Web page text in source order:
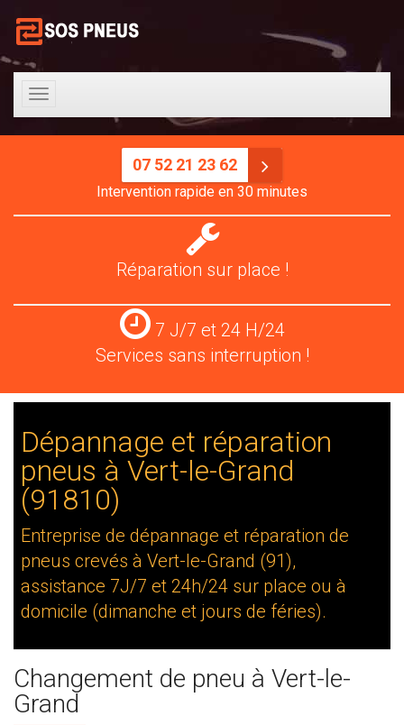
Toggle
navigation
07 52 21 23 62
Intervention rapide en 30 minutes
Réparation
pneus
Réparation sur place !
Services
24
H/24
7 J/7 et 24 H/24
Services sans interruption !
Dépannage et réparation
pneus à Vert-le-Grand
(91810)
Entreprise de dépannage et réparation de
pneus crevés à Vert-le-Grand (91),
assistance 7J/7 et 24h/24 sur place ou à
domicile (dimanche et jours de féries).
Changement de pneu à Vert-le-
Grand